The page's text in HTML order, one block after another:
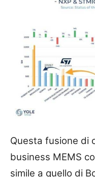
Questa fusione di
business MEMS
simile a quello di